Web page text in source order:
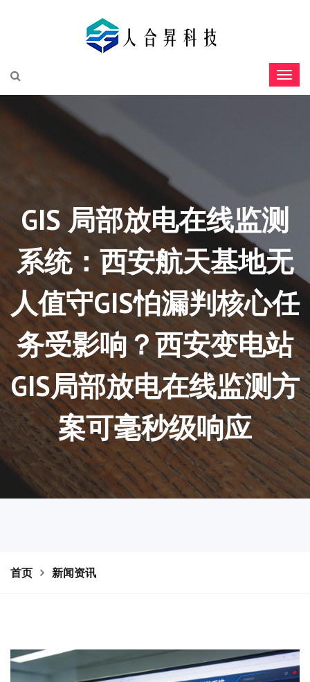
GIS 局部放电在线监测
系统：西安航天基地无
人值守GIS怕漏判核心任
务受影响？西安变电站
GIS局部放电在线监测方
案可毫秒级响应
首页 新闻资讯